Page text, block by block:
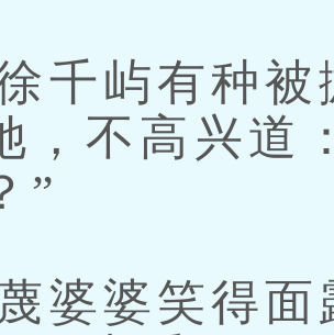
屿有种被
，不高兴道
”
婆笑得面